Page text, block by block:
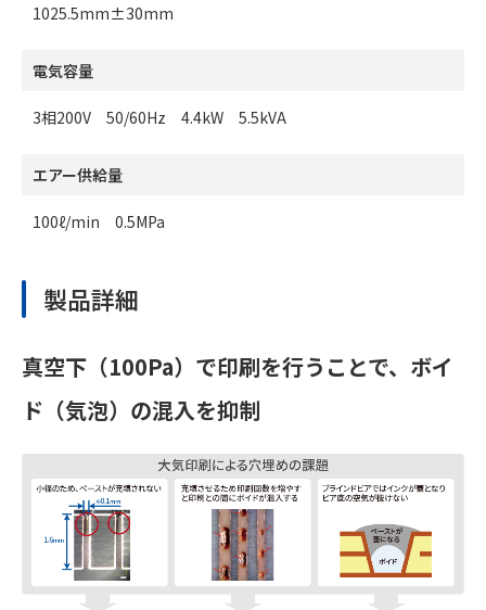
1025.5mm±30mm
電気容量
3相200V 50/60Hz 4.4kW 5.5kVA
エアー供給量
100ℓ/min 0.5MPa
製品詳細
真空下（100Pa）で印刷を行うことで、ボイ
ド（気泡）の混入を抑制